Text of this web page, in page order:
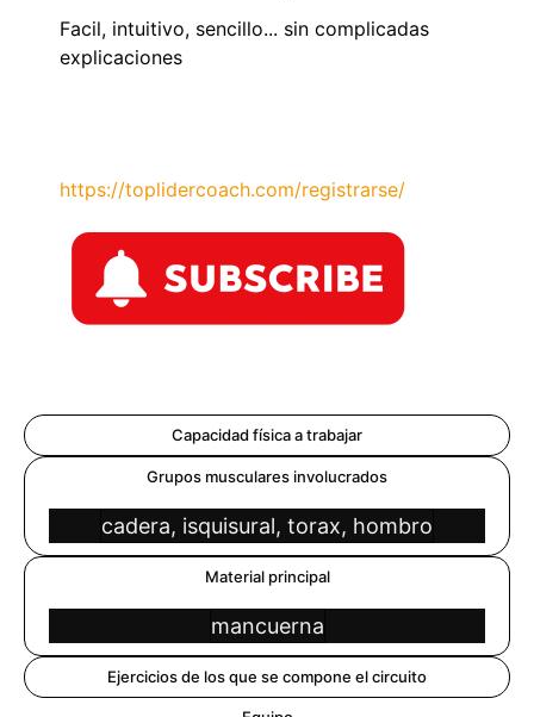
Facil, intuitivo, sencillo... sin complicadas
explicaciones
https://toplidercoach.com/registrarse/
Capacidad física a trabajar
Grupos musculares involucrados
cadera, isquisural, torax, hombro
Material principal
mancuerna
Ejercicios de los que se compone el circuito